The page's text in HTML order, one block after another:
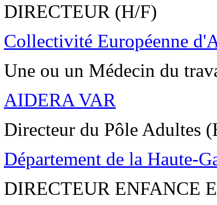
DIRECTEUR (H/F)
Collectivité Européenne
Une ou un Médecin du
AIDERA VAR
Directeur du Pôle Adultes
Département de la Haute-
DIRECTEUR ENFANCE